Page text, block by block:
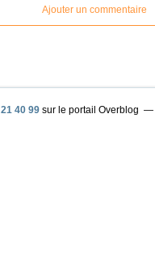
Ajouter un commentaire
40 99 sur le portail Overblog